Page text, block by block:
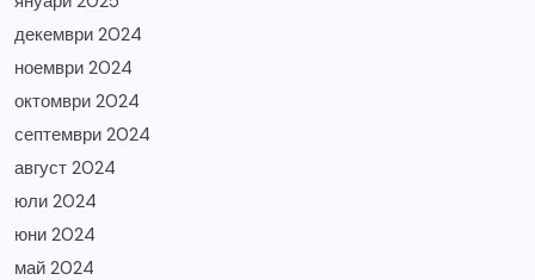
декември 2024
ноември 2024
октомври 2024
септември 2024
август 2024
юли 2024
юни 2024
май 2024